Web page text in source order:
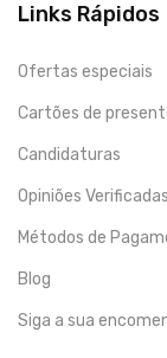
Links Rápidos
Ofertas especiais
Cartões de
Candidaturas
Opiniões Verificadas
Métodos de
Blog
Siga a sua